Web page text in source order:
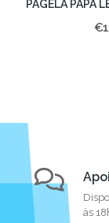
PAGELA PAPA
às